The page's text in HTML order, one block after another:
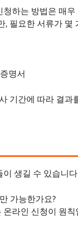
하는 방법은 매
, 필요한 서류가
명서
기간에 따라 결
생길 수 있습니
가능한가요?
온라인 신청이 원칙